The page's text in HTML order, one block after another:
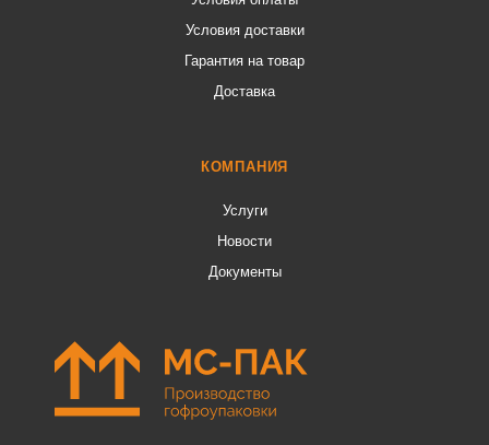
Условия доставки
Гарантия на товар
Доставка
КОМПАНИЯ
Услуги
Новости
Документы